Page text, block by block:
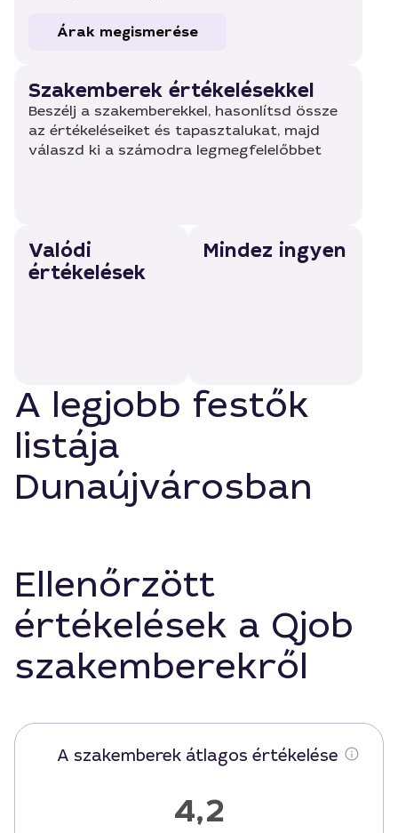
Árak megismerése
Szakemberek értékelésekkel
Beszélj a szakemberekkel, hasonlítsd össze
az értékeléseiket és tapasztalukat, majd
válaszd ki a számodra legmegfelelőbbet
Valódi
értékelések
Mindez ingyen
A legjobb festők
listája
Dunaújvárosban
Ellenőrzött
értékelések a Qjob
szakemberekről
A szakemberek átlagos értékelése
4,2